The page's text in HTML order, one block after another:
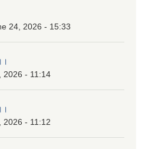
24, 2026 - 15:33
2026 - 11:14
2026 - 11:12